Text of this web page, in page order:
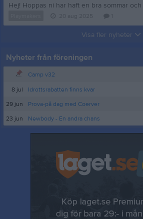
Visa fler nyheter
Nyheter från föreningen
Camp v32
8 jul
Idrottsrabatten finns kvar
29 jun
Prova-på dag med Coerver
23 jun
Newbody - En andra chans